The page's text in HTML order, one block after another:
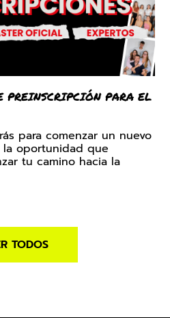
PREINSCRIPCIÓN PARA EL
para comenzar un nuevo
la oportunidad que
tu camino hacia la
TODOS